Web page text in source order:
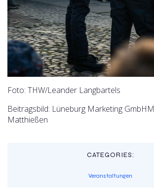
Foto: THW/Leander Langbartels
Beitragsbild: Lüneburg Marketing
Matthießen
CATEGORIES:
Veranstaltungen